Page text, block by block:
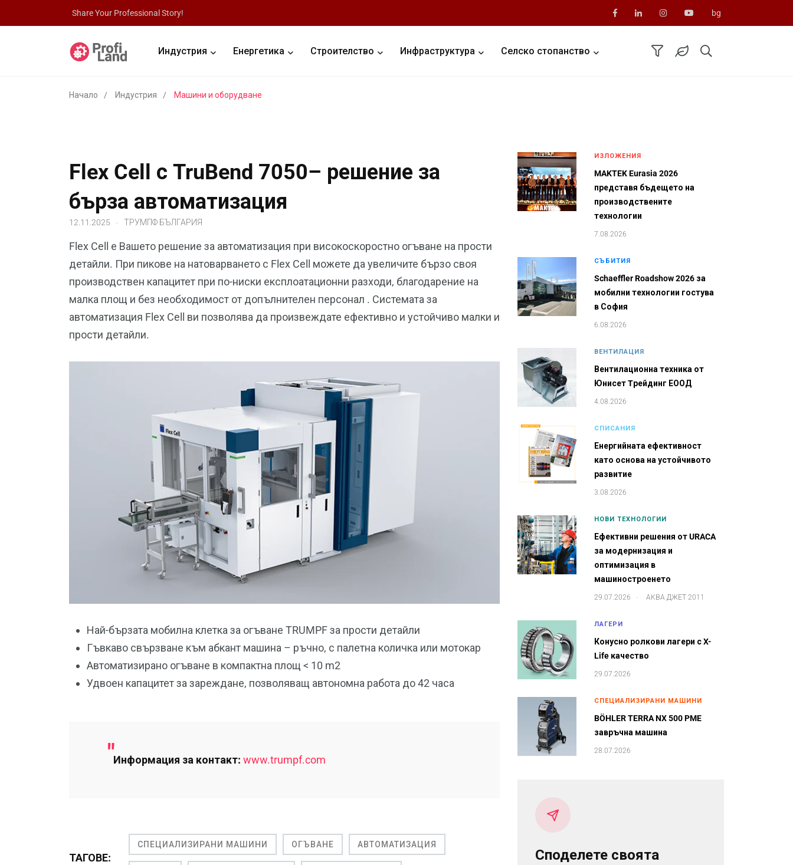
Share Your Professional Story! bg
Индустрия Енергетика Строителство Инфраструктура Селско стопанство
Начало Индустрия Машини и оборудване
Flex Cell с TruBend 7050– решение за
бърза автоматизация
12.11.2025 ТРУМПФ БЪЛГАРИЯ
Flex Cell е Вашето решение за автоматизация при високоскоростно огъване на прости
детайли. При пикове на натоварването с Flex Cell можете да увеличите бързо своя
производствен капацитет при по-ниски експлоатационни разходи, благодарение на
малка площ и без необходимост от допълнителен персонал . Системата за
автоматизация Flex Cell ви позволява да произвеждате ефективно и устойчиво малки и
прости детайли.
Най-бързата мобилна клетка за огъване TRUMPF за прости детайли
Гъвкаво свързване към абкант машина – ръчно, с палетна количка или мотокар
Автоматизирано огъване в компактна площ < 10 m2
Удвоен капацитет за зареждане, позволяващ автономна работа до 42 часа
Информация за контакт: www.trumpf.com
ТАГОВЕ:
СПЕЦИАЛИЗИРАНИ МАШИНИ ОГЪВАНЕ АВТОМАТИЗАЦИЯ
ИЗЛОЖЕНИЯ
MAKTEK Eurasia 2026
представя бъдещето на
производствените
технологии
7.08.2026
СЪБИТИЯ
Schaeffler Roadshow 2026 за
мобилни технологии гостува
в София
6.08.2026
ВЕНТИЛАЦИЯ
Вентилационна техника от
Юнисет Tрейдинг ЕООД
4.08.2026
СПИСАНИЯ
Енергийната ефективност
като основа на устойчивото
развитие
3.08.2026
НОВИ ТЕХНОЛОГИИ
Ефективни решения от URACA
за модернизация и
оптимизация в
машиностроенето
29.07.2026 . АКВА ДЖЕТ 2011
ЛАГЕРИ
Конусно ролкови лагери с X-
Life качество
29.07.2026
СПЕЦИАЛИЗИРАНИ МАШИНИ
BÖHLER TERRA NX 500 PME
завръчна машина
28.07.2026
Споделете своята